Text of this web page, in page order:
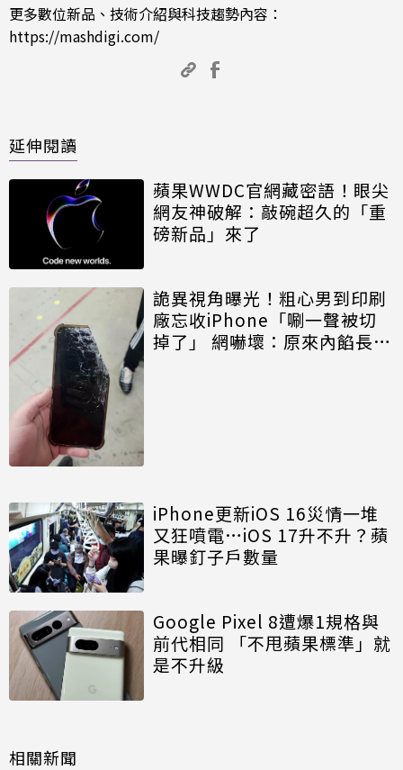
更多數位新品、技術介紹與科技趨勢內容：
https://mashdigi.com/
延伸閱讀
蘋果WWDC官網藏密語！眼尖
網友神破解：敲碗超久的「重
磅新品」來了
詭異視角曝光！粗心男到印刷
廠忘收iPhone「唰一聲被切
掉了」 網嚇壞：原來內餡長這
iPhone更新iOS 16災情一堆
又狂噴電…iOS 17升不升？蘋
果曝釘子戶數量
Google Pixel 8遭爆1規格與
前代相同 「不甩蘋果標準」就
是不升級
相關新聞